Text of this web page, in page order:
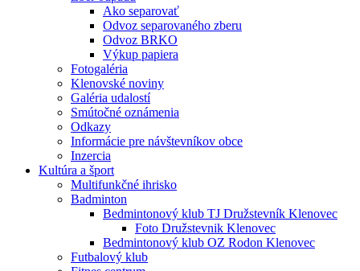
Ako separovať
Odvoz separovaného zberu
Odvoz BRKO
Výkup papiera
Fotogaléria
Klenovské noviny
Galéria udalostí
Smútočné oznámenia
Odkazy
Informácie pre návštevníkov obce
Inzercia
Kultúra a šport
Multifunkčné ihrisko
Badminton
Bedmintonový klub TJ Družstevník Klenovec
Foto Družstevnik Klenovec
Bedmintonový klub OZ Rodon Klenovec
Futbalový klub